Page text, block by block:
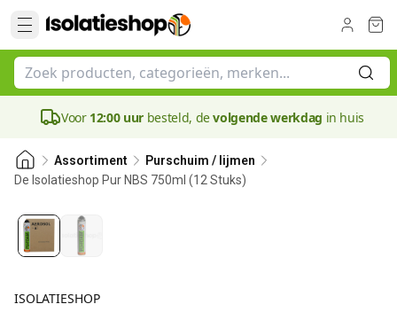
Voor 12:00 uur besteld, devolgende werkdag in huis
Assortiment
Purschuim / lijmen
De Isolatieshop Pur NBS 750ml (12 Stuks)
ISOLATIESHOP